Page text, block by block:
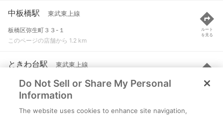
中板橋駅 東武東上線
板橋区弥生町３３-１
このページの店舗から 1.2 km
ルート
を見る
ときわ台駅 東武東上線
板橋区常盤台１-４３-１
このページの店舗から 1.3 km
ルート
を見る
Do Not Sell or Share My Personal
Information
The website uses cookies to enhance site navigation,